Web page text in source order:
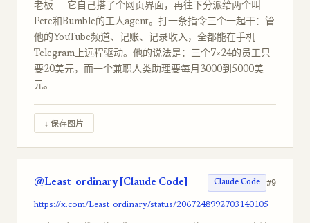
老板——它自己搭了个网页界面，再往下分派给两个叫
Pete和Bumble的工人agent。打一条指令三个一起干：管
他的YouTube频道、记账、记录收入，全都能在手机
Telegram上远程驱动。他的说法是：三个7×24的员工只
要20美元，而一个兼职人类助理要每月3000到5000美
元。
↓ 保存图片
@Least_ordinary [Claude Code] Claude Code #9
https://x.com/Least_ordinary/status/2067248992703140105